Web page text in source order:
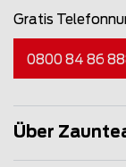
Gratis
0800 84 86
Über